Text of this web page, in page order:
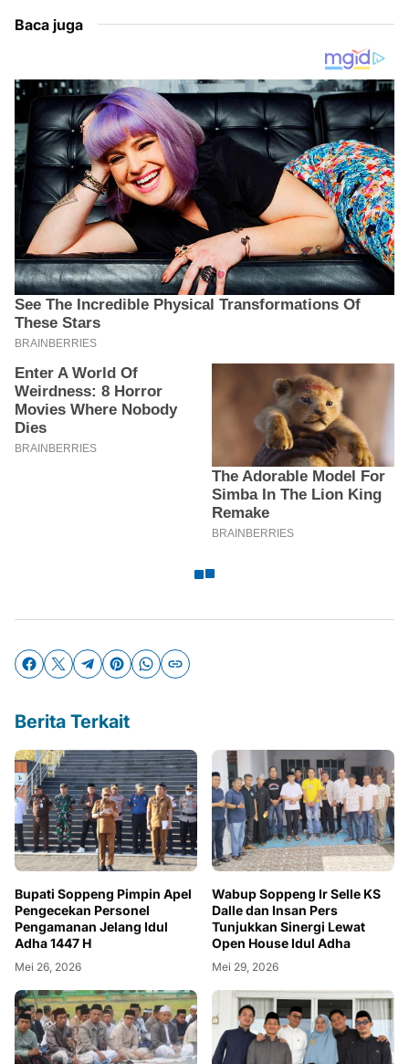
Baca juga
Berita Terkait
Bupati Soppeng Pimpin Apel
Pengecekan Personel
Pengamanan Jelang Idul
Adha 1447 H
Mei 26, 2026
Wabup Soppeng Ir Selle KS
Dalle dan Insan Pers
Tunjukkan Sinergi Lewat
Open House Idul Adha
Mei 29, 2026